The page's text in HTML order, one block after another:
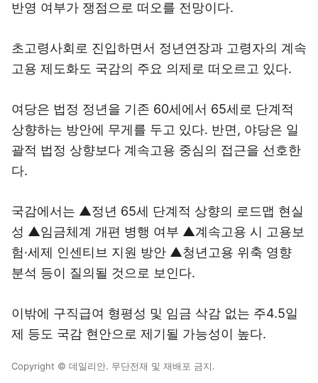
반영 여부가 쟁점으로 떠오를 전망이다.
초고령사회로 진입하면서 정년연장과 고령자의 계속
고용 제도화도 국감의 주요 의제로 떠오르고 있다.
여당은 법정 정년을 기존 60세에서 65세로 단계적
상향하는 방안에 무게를 두고 있다. 반면, 야당은 일
괄적 법정 상향보다 계속고용 중심의 접근을 선호한
다.
국감에서는 ▲정년 65세 단계적 상향의 로드맵 현실
성 ▲임금체계 개편 병행 여부 ▲계속고용 시 고용보
험·세제 인센티브 지원 방안 ▲청년고용 위축 영향
분석 등이 질의될 것으로 보인다.
이밖에 구직급여 형평성 및 임금 삭감 없는 주4.5일
제 등도 국감 현안으로 제기될 가능성이 높다.
Copyright © 데일리안. 무단전재 및 재배포 금지.